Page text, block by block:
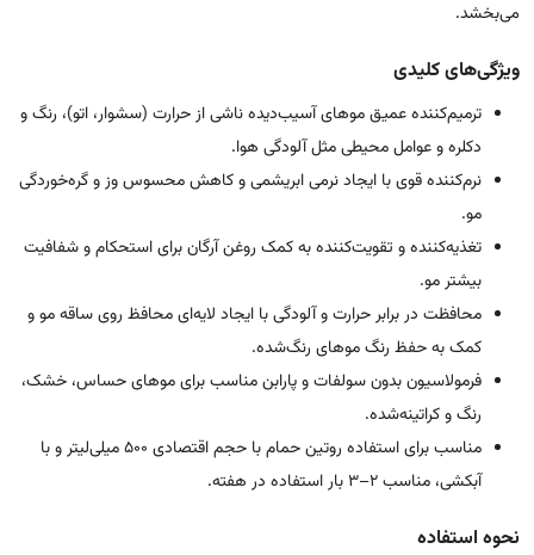
می‌بخشد.
ویژگی‌های کلیدی
ترمیم‌کننده عمیق موهای آسیب‌دیده ناشی از حرارت (سشوار، اتو)، رنگ و
دکلره و عوامل محیطی مثل آلودگی هوا.
نرم‌کننده قوی با ایجاد نرمی ابریشمی و کاهش محسوس وز و گره‌خوردگی
مو.
تغذیه‌کننده و تقویت‌کننده به کمک روغن آرگان برای استحکام و شفافیت
بیشتر مو.
محافظت در برابر حرارت و آلودگی با ایجاد لایه‌ای محافظ روی ساقه مو و
کمک به حفظ رنگ موهای رنگ‌شده.
فرمولاسیون بدون سولفات و پارابن مناسب برای موهای حساس، خشک،
رنگ و کراتینه‌شده.
مناسب برای استفاده روتین حمام با حجم اقتصادی ۵۰۰ میلی‌لیتر و با
آبکشی، مناسب ۲–۳ بار استفاده در هفته.
نحوه استفاده